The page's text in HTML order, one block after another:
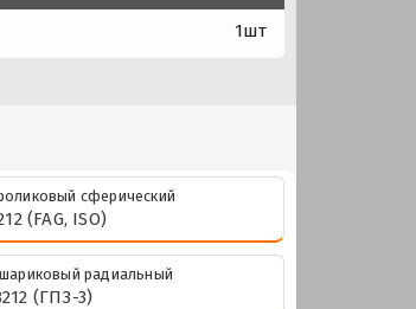
1шт
сферический
(FAG, ISO)
радиальный
(ГПЗ-3)